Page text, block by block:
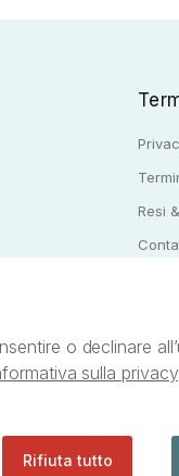
Resi
afferenti ai marchi,
o declinare
sulla privacy
Rifiuta tutto